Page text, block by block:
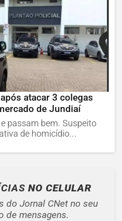
atacar 3 colegas
de Jundiaí
passam bem. Suspeito
de homicídio...
NO CELULAR
do Jornal CNet no seu
de mensagens.